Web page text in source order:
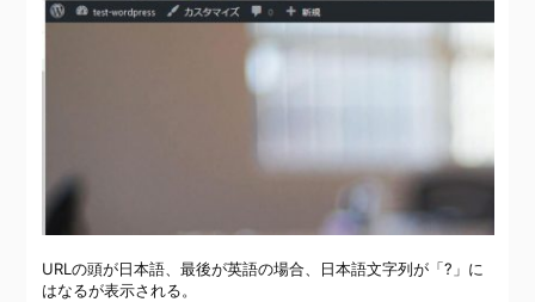
URLの頭が日本語、最後が英語の場合、日本語文字列が「?」に
はなるが表示される。